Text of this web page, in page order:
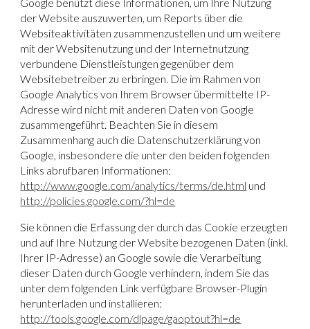
der Website auszuwerten, um Reports über die
Websiteaktivitäten zusammenzustellen und um weitere
mit der Websitenutzung und der Internetnutzung
verbundene Dienstleistungen gegenüber dem
Websitebetreiber zu erbringen. Die im Rahmen von
Google Analytics von Ihrem Browser übermittelte IP-
Adresse wird nicht mit anderen Daten von Google
zusammengeführt. Beachten Sie in diesem
Zusammenhang auch die Datenschutzerklärung von
Google, insbesondere die unter den beiden folgenden
Links abrufbaren Informationen:
http://www.google.com/analytics/terms/de.html und
http://policies.google.com/?hl=de
Sie können die Erfassung der durch das Cookie erzeugten
und auf Ihre Nutzung der Website bezogenen Daten (inkl.
Ihrer IP-Adresse) an Google sowie die Verarbeitung
dieser Daten durch Google verhindern, indem Sie das
unter dem folgenden Link verfügbare Browser-Plugin
herunterladen und installieren:
http://tools.google.com/dlpage/gaoptout?hl=de